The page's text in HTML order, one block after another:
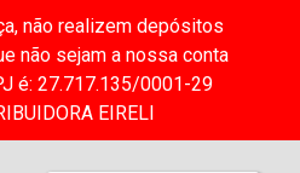
não realizem depósitos
não sejam a nossa conta
é: 27.717.135/0001-29
EIRELI